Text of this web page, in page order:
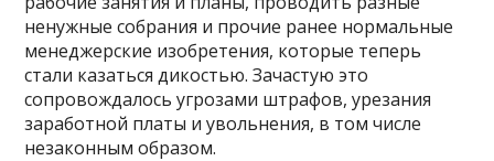
ненужные собрания и прочие ранее нормальные
менеджерские изобретения, которые теперь
стали казаться дикостью. Зачастую это
сопровождалось угрозами штрафов, урезания
заработной платы и увольнения, в том числе
незаконным образом.